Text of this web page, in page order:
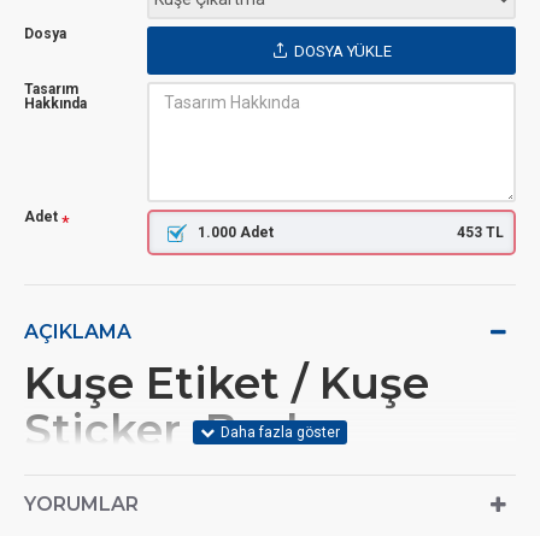
Dosya
DOSYA YÜKLE
Tasarım
Hakkında
Adet
1.000 Adet
453 TL
AÇIKLAMA
Kuşe Etiket / Kuşe
Sticker Baskı
YORUMLAR